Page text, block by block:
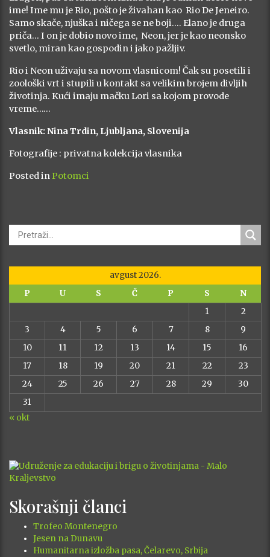
ime! Ime mu je Rio, pošto je živahan kao Rio De Jeneiro.
Samo skače, njuška i ničega se ne boji…. Elano je druga
priča… I on je dobio novo ime, Neon, jer je kao neonsko
svetlo, miran kao gospodin i jako pažljiv.
Rio i Neon uživaju sa novom vlasnicom! Čak su posetili i
zoološki vrt i stupili u kontakt sa velikim brojem divljih
životinja. Kući imaju mačku Lori sa kojom provode
vreme……
Vlasnik: Nina Trdin, Ljubljana, Slovenija
Fotografije : privatna kolekcija vlasnika
Posted in Potomci
avgust 2026.
P
U S Č P S
N
1
2
3
4 5 6 7 8
9
10
11 12 13 14 15
16
17
18 19 20 21 22
23
24
25 26 27 28 29
30
31
« okt
Skorašnji članci
Trofeo Montenegro
Jesen na Dunavu
Humanitarna izložba pasa, Čelarevo, Srbija